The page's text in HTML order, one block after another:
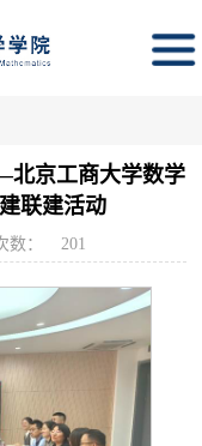
北京工商大学数学
联建活动
数： 201